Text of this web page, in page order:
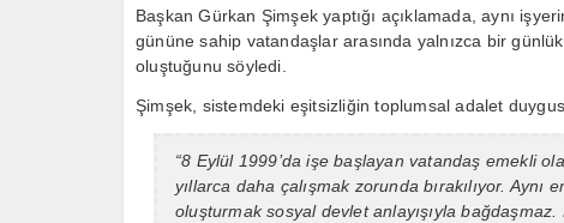
Başkan Gürkan Şimşek yaptığı açıklamada, aynı
gününe sahip vatandaşlar arasında yalnızca bir
oluştuğunu söyledi.
Şimşek, sistemdeki eşitsizliğin toplumsal adalet
“8 Eylül 1999’da işe başlayan vatandaş emekli
yıllarca daha çalışmak zorunda bırakılıyor.
oluşturmak sosyal devlet anlayışıyla bağdaşmaz.